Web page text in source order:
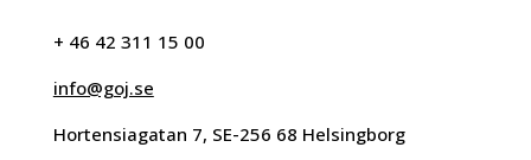
+ 46 42 311 15 00
info@goj.se
Hortensiagatan 7, SE-256 68 Helsingborg